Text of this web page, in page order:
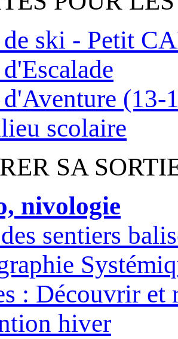
ski - Petit
(13-
scolaire
SA
nivologie
sentiers
: Découvrir et
hiver